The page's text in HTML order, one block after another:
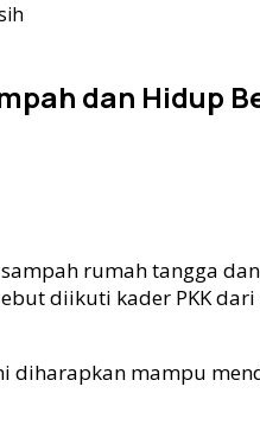
dan Hidup
rumah tangga
diikuti kader PKK
diharapkan mampu